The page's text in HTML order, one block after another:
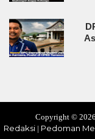
Copyright © 2026
Redaksi | Pedoman